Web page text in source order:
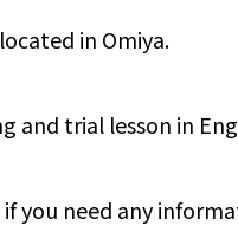
in Omiya.
and trial lesson in
you need any